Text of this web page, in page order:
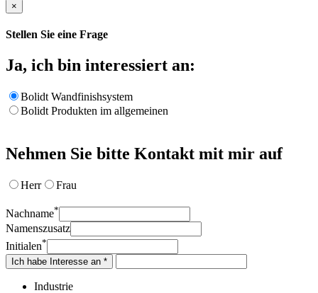
×
Stellen Sie eine Frage
Ja, ich bin interessiert an:
Bolidt Wandfinishsystem
Bolidt Produkten im allgemeinen
Nehmen Sie bitte Kontakt mit mir auf
Herr Frau
Nachname*
Namenszusatz
Initialen*
Ich habe Interesse an *
Industrie